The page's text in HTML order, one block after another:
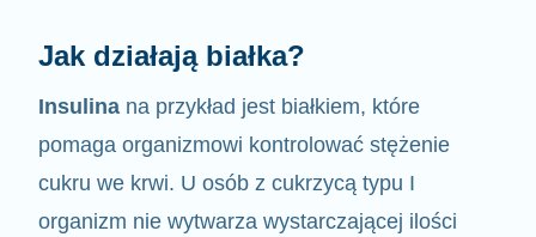
Jak działają białka?
Insulina na przykład jest białkiem, które
pomaga organizmowi kontrolować stężenie
cukru we krwi. U osób z cukrzycą typu I
organizm nie wytwarza wystarczającej ilości